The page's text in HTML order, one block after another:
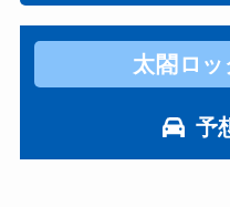
太閤ロ
予